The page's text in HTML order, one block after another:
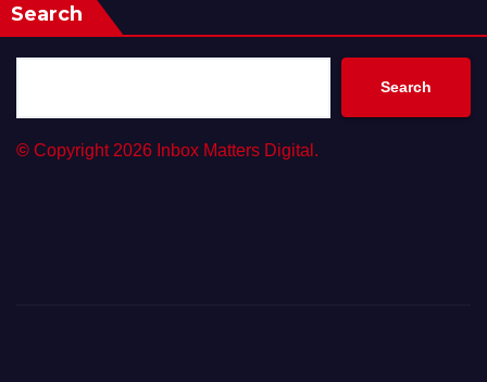
Search
Search
© Copyright 2026 Inbox Matters Digital.